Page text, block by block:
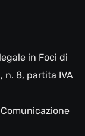
in Foci di
n. 8, partita IVA